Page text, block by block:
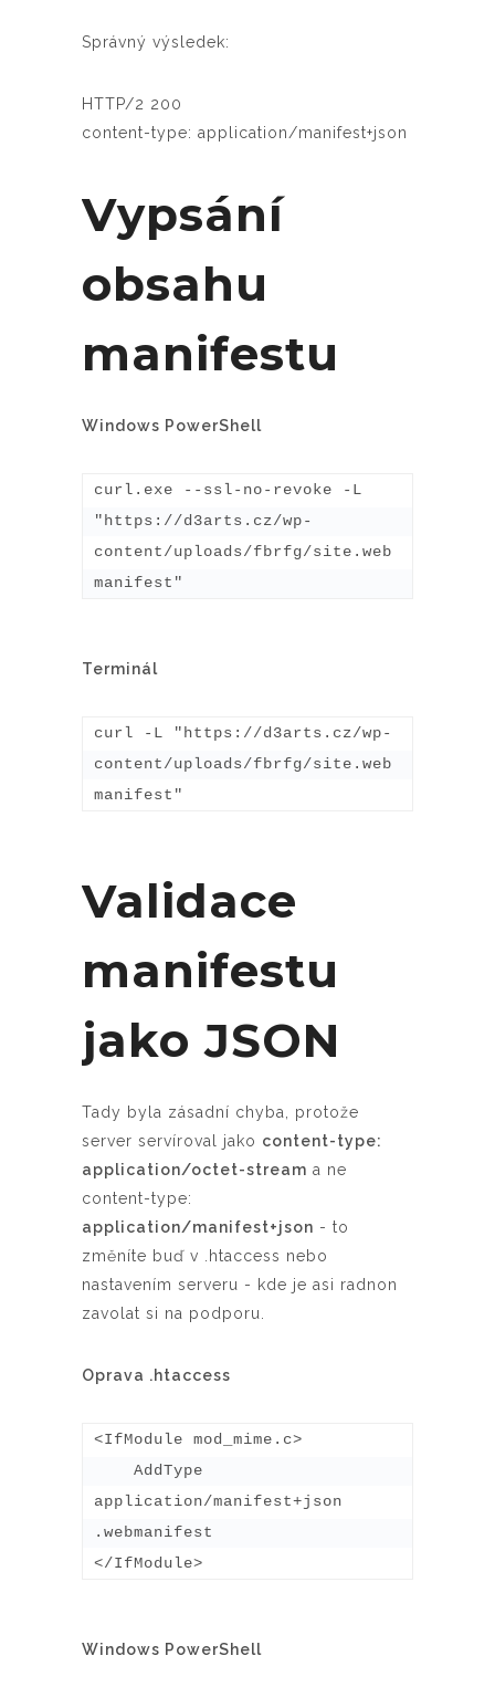
Správný výsledek:
HTTP/2 200
content-type: application/manifest+json
Vypsání
obsahu
manifestu
Windows PowerShell
curl.exe --ssl-no-revoke -L
"https://d3arts.cz/wp-
content/uploads/fbrfg/site.web
manifest"
Terminál
curl -L "https://d3arts.cz/wp-
content/uploads/fbrfg/site.web
manifest"
Validace
manifestu
jako JSON
Tady byla zásadní chyba, protože
server servíroval jako content-type:
application/octet-stream a ne
content-type:
application/manifest+json - to
změníte buď v .htaccess nebo
nastavením serveru - kde je asi radnon
zavolat si na podporu.
Oprava .htaccess
<IfModule mod_mime.c>
application/manifest+json
.webmanifest
</IfModule>
Windows PowerShell